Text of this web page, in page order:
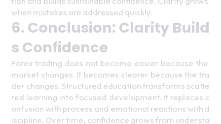
when mistakes are addressed quickly.
6. Conclusion: Clarity Build
s Confidence
Forex trading does not become easier because the
market changes. It becomes clearer because the tra
der changes. Structured education transforms scatte
red learning into focused development. It replaces c
onfusion with process and emotional reactions with d
iscipline. Over time, confidence grows from understa